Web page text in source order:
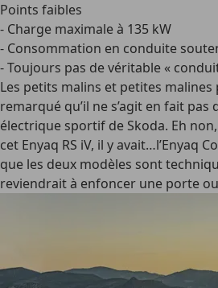
Points faibles
- Charge maximale à 135 kW
- Consommation en conduite
- Toujours pas de véritable «
Les petits malins et petites
remarqué qu’il ne s’agit en fait
électrique sportif de Skoda. Eh
cet Enyaq RS iV, il y avait…l’Enyaq
que les deux modèles sont
reviendrait à enfoncer une porte